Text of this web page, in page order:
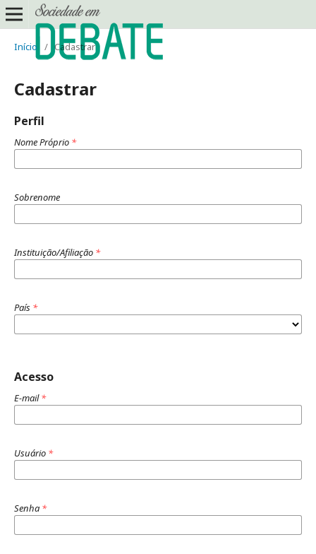
Início / Cadastrar
Cadastrar
Perfil
Nome Próprio *
Sobrenome
Instituição/Afiliação *
País *
Acesso
E-mail*
Usuário *
Senha *